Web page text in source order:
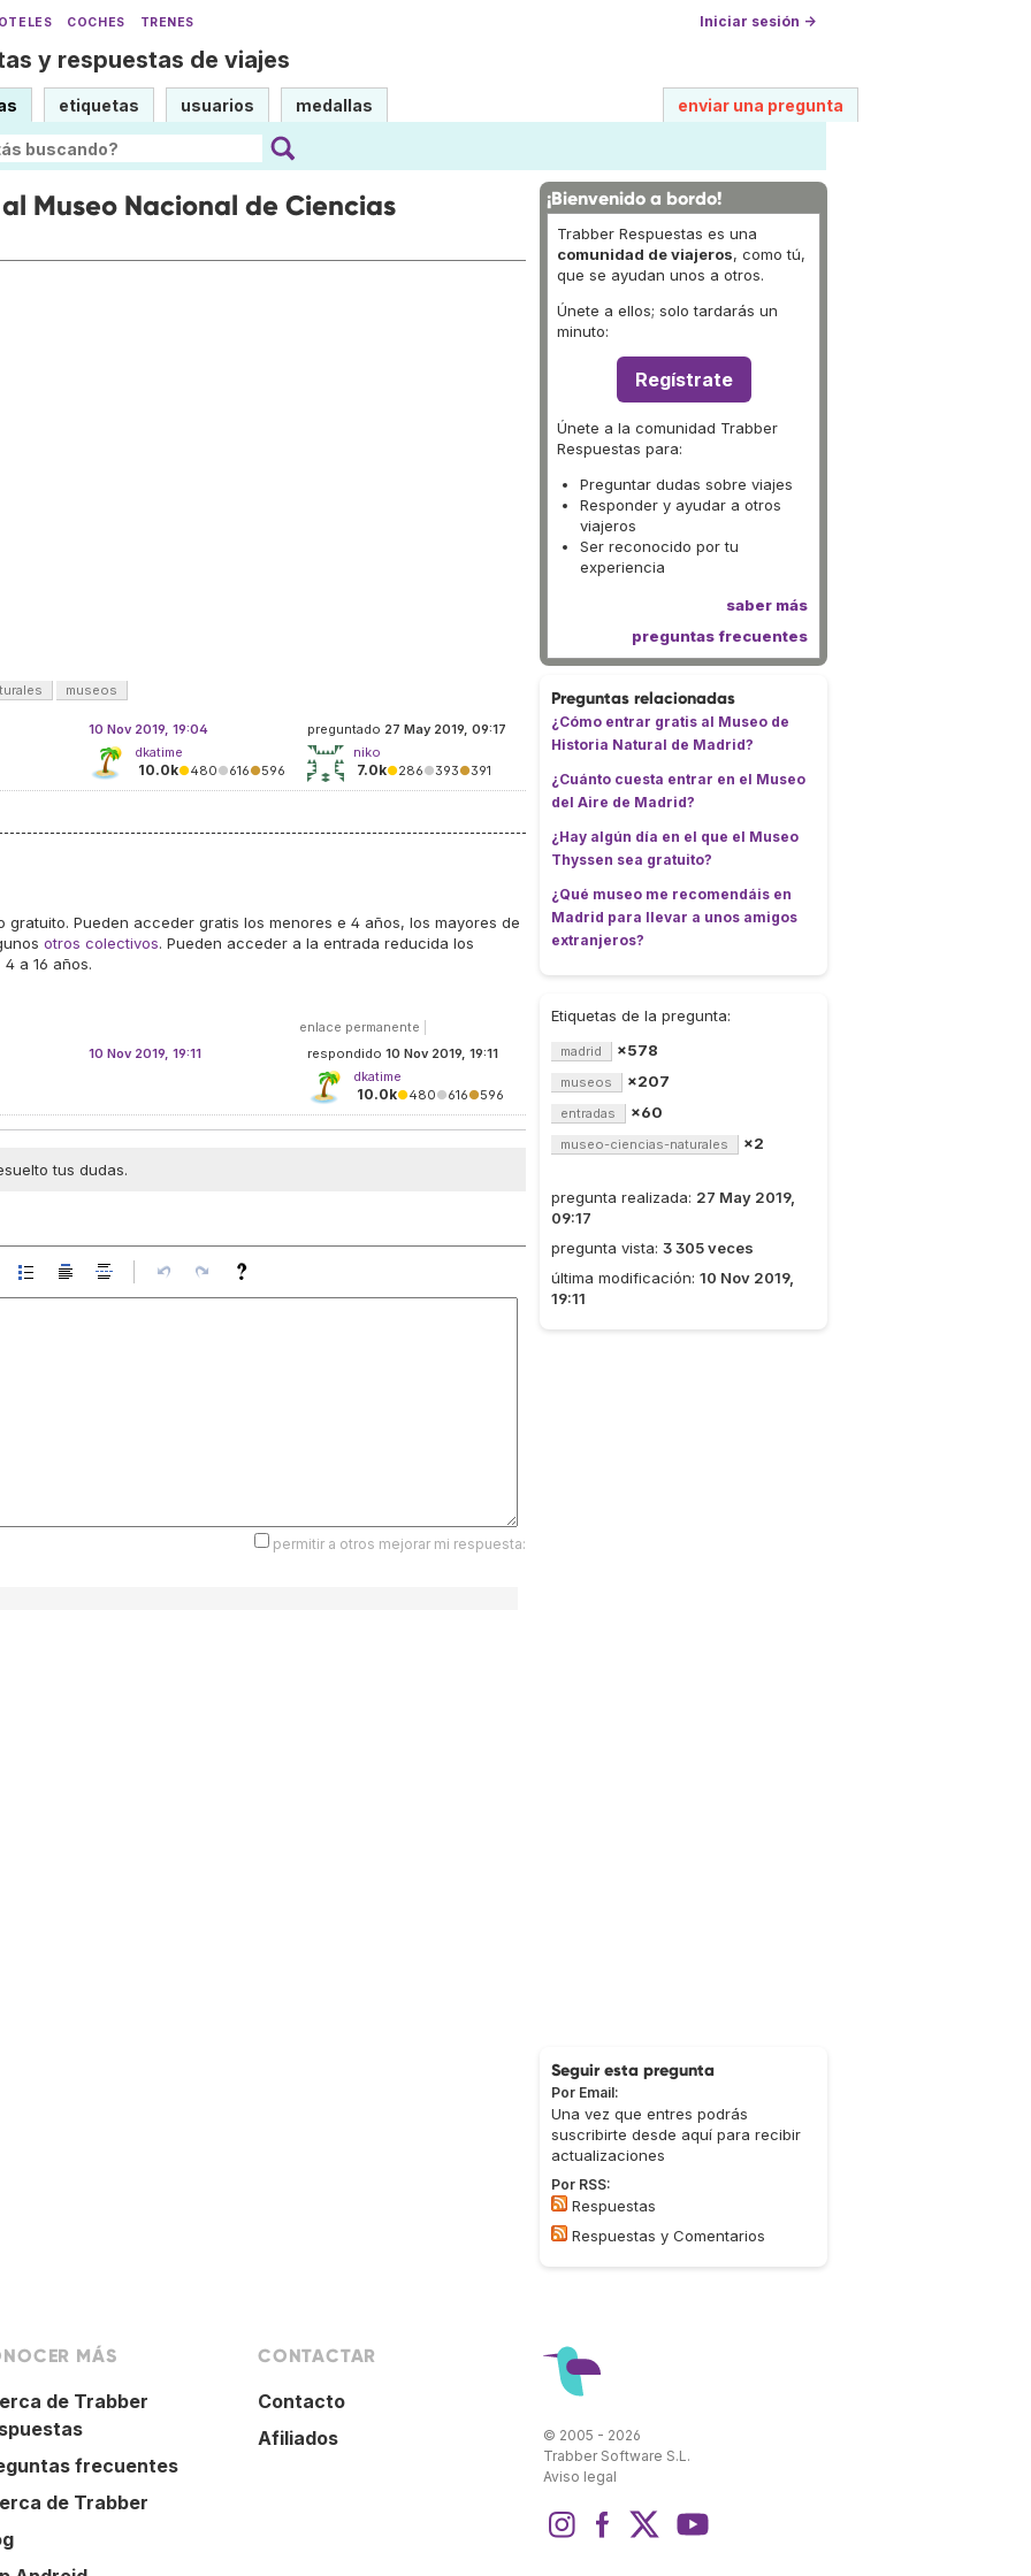
COCHES TRENES Iniciar sesión →
y respuestas de viajes
etiquetas usuarios medallas enviar una pregunta
Museo Nacional de Ciencias
museos
preguntado 27 May 2019, 09:17
niko
7.0k●286●393●391
10 Nov 2019, 19:04
dkatime
10.0k●480●616●596
Pueden acceder gratis los menores e 4 años, los mayores de
otros colectivos. Pueden acceder a la entrada reducida los
a 16 años.
enlace permanente
respondido 10 Nov 2019, 19:11
dkatime
10.0k●480●616●596
10 Nov 2019, 19:11
tus dudas.
permitir a otros mejorar mi respuesta:
¡Bienvenido a bordo!
Trabber Respuestas es una
comunidad de viajeros, como tú,
que se ayudan unos a otros.
Únete a ellos; solo tardarás un
minuto:
Regístrate
Únete a la comunidad Trabber
Respuestas para:
Preguntar dudas sobre viajes
Responder y ayudar a otros
viajeros
Ser reconocido por tu
experiencia
saber más
preguntas frecuentes
Preguntas relacionadas
¿Cómo entrar gratis al Museo de
Historia Natural de Madrid?
¿Cuánto cuesta entrar en el Museo
del Aire de Madrid?
¿Hay algún día en el que el Museo
Thyssen sea gratuito?
¿Qué museo me recomendáis en
Madrid para llevar a unos amigos
extranjeros?
Etiquetas de la pregunta:
madrid ×578
museos ×207
entradas ×60
museo-ciencias-naturales ×2
pregunta realizada: 27 May 2019,
09:17
pregunta vista: 3 305 veces
última modificación: 10 Nov 2019,
19:11
Seguir esta pregunta
Por Email:
Una vez que entres podrás
suscribirte desde aquí para recibir
actualizaciones
Por RSS:
Respuestas
Respuestas y Comentarios
MÁS
de Trabber
frecuentes
de Trabber
CONTACTAR
Contacto
Afiliados
© 2005 - 2026
Trabber Software S.L.
Aviso legal